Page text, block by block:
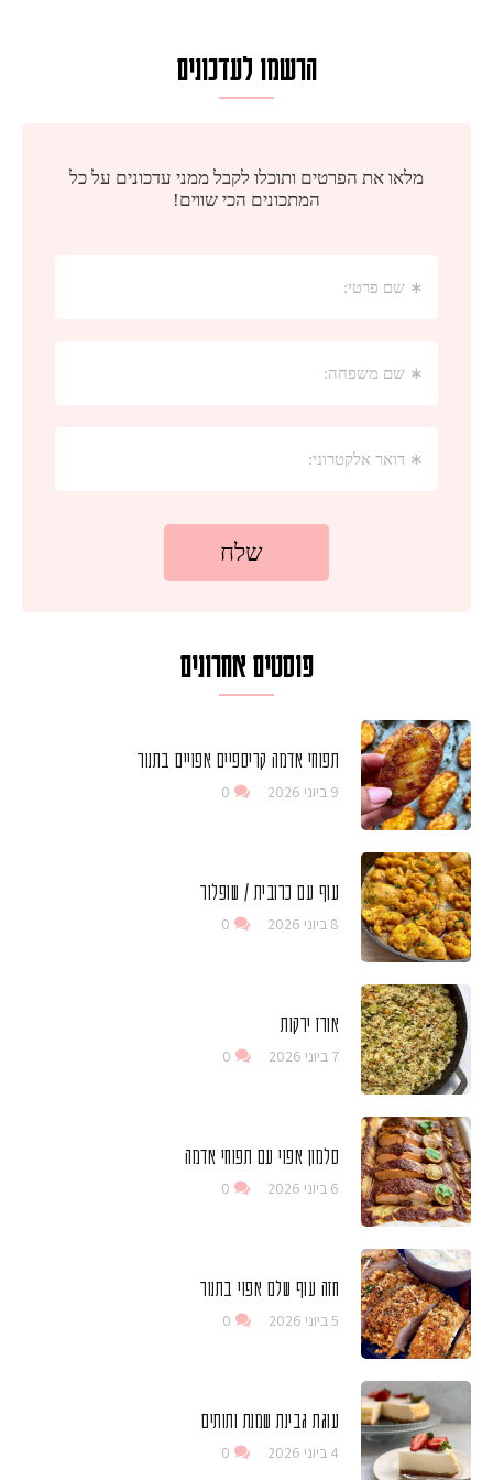
הרשמו לעדכונים
פוסטים אחרונים
תפוחי אדמה קריספיים אפויים בתנור
9 ביוני 2026 0
עוף עם כרובית / שופלור
8 ביוני 2026 0
אורז ירקות
7 ביוני 2026 0
סלמון אפוי עם תפוחי אדמה
6 ביוני 2026 0
חזה עוף שלם אפוי בתנור
5 ביוני 2026 0
עוגת גבינת שמנת ותותים
4 ביוני 2026 0